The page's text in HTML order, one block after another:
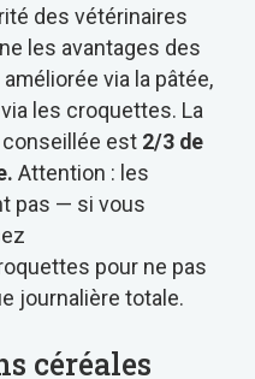
des vétérinaires
les avantages des
via la pâtée,
les croquettes. La
est 2/3 de
Attention : les
pas — si vous
pour ne pas
journalière totale.
céréales